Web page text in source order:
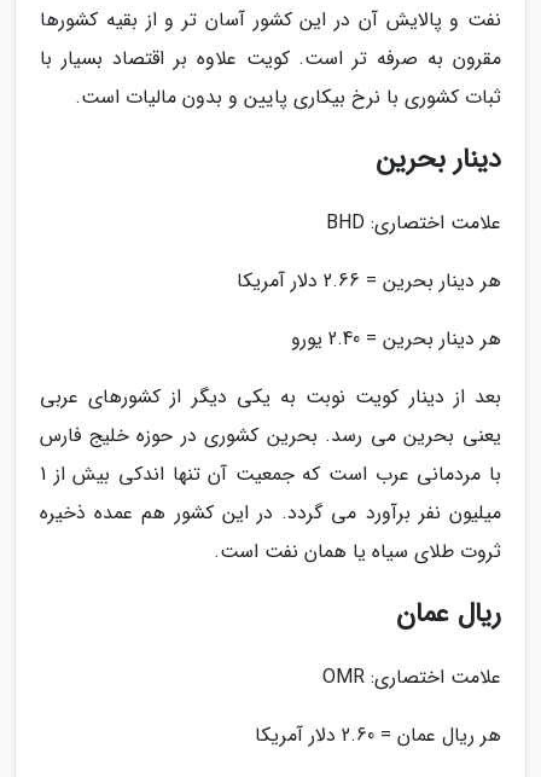
نفت و پالایش آن در این کشور آسان تر و از بقیه کشورها
مقرون به صرفه تر است. کویت علاوه بر اقتصاد بسیار با
ثبات کشوری با نرخ بیکاری پایین و بدون مالیات است.
دینار بحرین
علامت اختصاری: BHD
هر دینار بحرین = 2.66 دلار آمریکا
هر دینار بحرین = 2.40 یورو
بعد از دینار کویت نوبت به یکی دیگر از کشورهای عربی
یعنی بحرین می رسد. بحرین کشوری در حوزه خلیج فارس
با مردمانی عرب است که جمعیت آن تنها اندکی بیش از 1
میلیون نفر برآورد می گردد. در این کشور هم عمده ذخیره
ثروت طلای سیاه یا همان نفت است.
ریال عمان
علامت اختصاری: OMR
هر ریال عمان = 2.60 دلار آمریکا